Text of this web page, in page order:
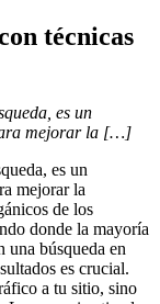
técnicas
es un
mejorar la […]
es un
mejorar la
de los
donde la mayoría
una búsqueda en
es crucial.
a tu sitio, sino